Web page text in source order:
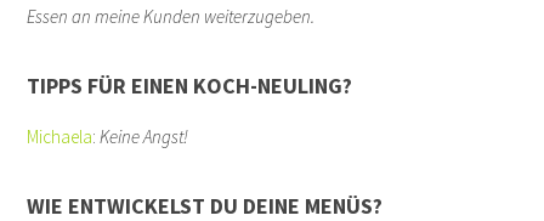
Essen an meine Kunden weiterzugeben.
TIPPS FÜR EINEN KOCH-NEULING?
Michaela:Keine Angst!
WIE ENTWICKELST DU DEINE MENÜS?